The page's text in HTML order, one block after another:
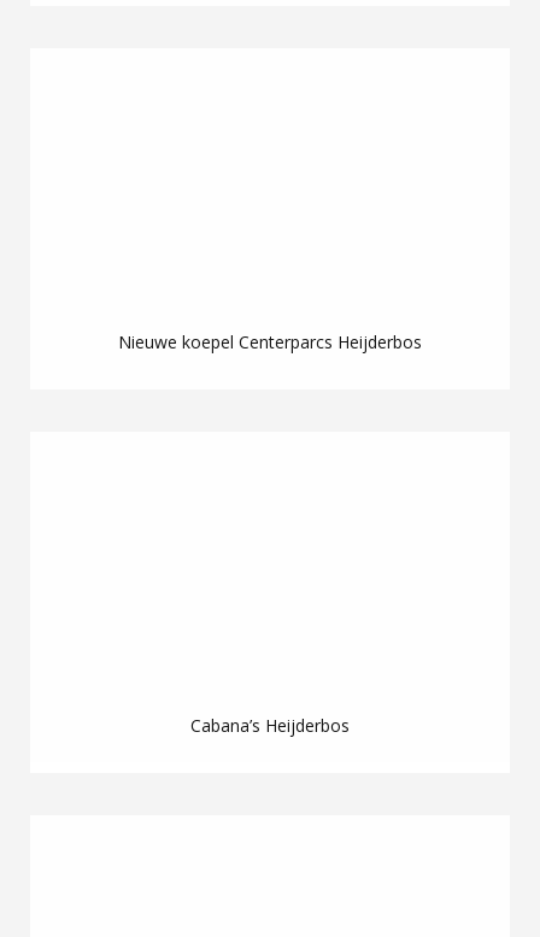
Nieuwe koepel Centerparcs Heijderbos
Cabana’s Heijderbos